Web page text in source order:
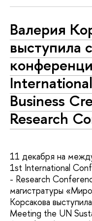
Валерия
выступила
Business
Research
11 декабря на
1st International
- Research
магистратуры
Корсакова
Meeting the UN